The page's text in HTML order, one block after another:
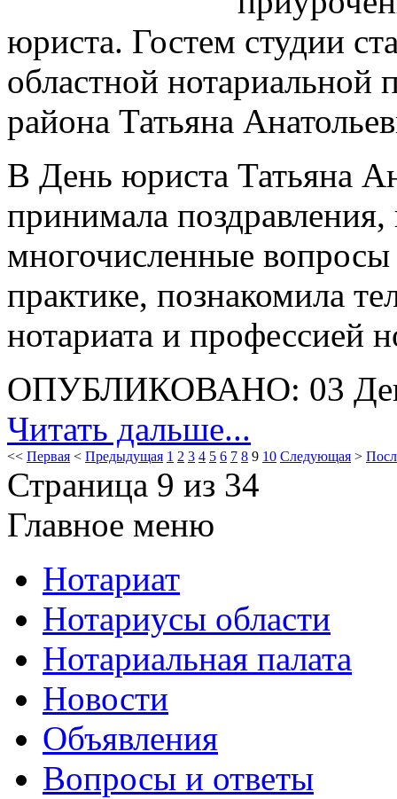
юриста. Гостем студии
областной нотариальной
района Татьяна
В День юриста Татьяна
принимала поздравления,
многочисленные
практике, познакомила
нотариата и профессией
ОПУБЛИКОВАНО: 03
Читать дальше...
<< Первая < Предыдущая 1 2 3 4 5 6 7 8 9 10 Следующая >
Страница 9 из 34
Главное меню
Нотариат
Нотариусы области
Нотариальная палата
Новости
Объявления
Вопросы и ответы